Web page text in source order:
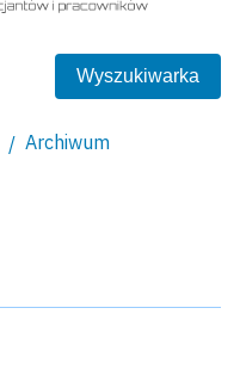
Wyszukiwarka
Archiwum